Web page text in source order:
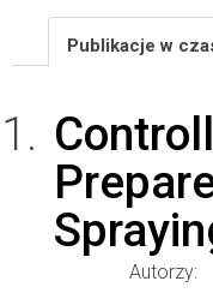
Publikacje w
Autorzy: